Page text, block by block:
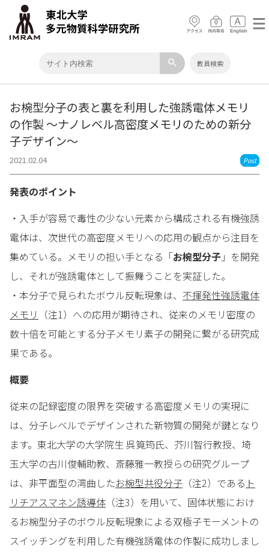
search 教員検索
お椀型分子の表と裏を利用した強誘電体メモリ
の作製 ～ナノレベル高密度メモリのための新分
子デザイン～
2021.02.04 Post
発表のポイント
・入手が容易で毒性の少ない元素から構成される有機強誘
電体は、次世代の高密度メモリへの応用の観点から注目を
集めている。メモリの担い手となる「お椀型分子 」を開発
し、それが強誘電体として振舞うことを実証した。
・本分子で見られたボウル反転現象は、 不揮発性強誘電体
メモリ
（注1）への応用が期待され、従来のメモリ密度の
数十倍を可能とする分子メモリ素子の開発に繋がる研究成
果である。
概要
従来の記録密度の限界を突破する高密度メモリの実現に
は、分子レベルでデザインされた新物質の開発が鍵となり
ます。東北大学の大学院生 呉筧筠氏、芥川智行教授、埼
玉大学の古川俊輔助教、斎藤雅一教授らの研究グループ
は、非平面型の湾曲したお椀型共役分子 （注2）である ト
リチアスマネン誘導体 （注3）を用いて、固体状態におけ
るお椀型分子のボウル反転現象による双極子モーメントの
スイッチングを利用した有機強誘電体の作製に成功しまし